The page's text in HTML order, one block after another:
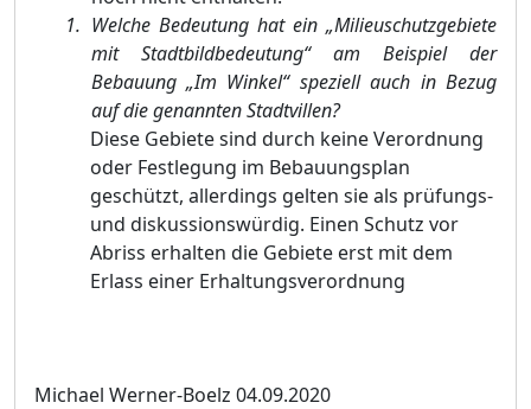
Welche Bedeutung hat ein „Milieuschutzgebiete
mit Stadtbildbedeutung“ am Beispiel der
Bebauung „Im Winkel“ speziell auch in Bezug
auf die genannten Stadtvillen?
Diese Gebiete sind durch keine Verordnung
oder Festlegung im Bebauungsplan
geschützt, allerdings gelten sie als prüfungs-
und diskussionswürdig. Einen Schutz vor
Abriss erhalten die Gebiete erst mit dem
Erlass einer Erhaltungsverordnung
Michael Werner-Boelz 04.09.2020